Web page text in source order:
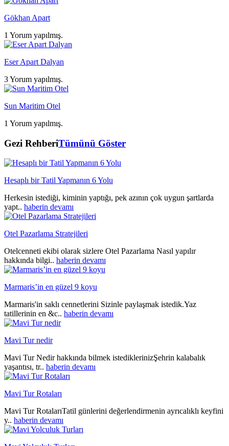
Gökhan Apart
1 Yorum yapılmış.
Eser Apart Dalyan
3 Yorum yapılmış.
Sun Maritim Otel
1 Yorum yapılmış.
Gezi RehberiTümünü Göster
Hesaplı bir Tatil Yapmanın 6 Yolu
Herkesin istediği, kiminin yaptığı, pek azının çok uygun şartlarda
yapt.. haberin devamı
Otel Pazarlama Stratejileri
Otelcenneti ekibi olarak sizlere Otel Pazarlama Nasıl yapılır
hakkında bilgi.. haberin devamı
Marmaris’in en güzel 9 koyu
Marmaris'in saklı cennetlerini Sizinle paylaşmak istedik.Yaz
tatillerinin en &c.. haberin devamı
Mavi Tur nedir
Mavi Tur Nedir hakkında bilmek istediklerinizŞehrin kalabalık
yaşantısı, tr.. haberin devamı
Mavi Tur Rotaları
Mavi Tur RotalarıTatil günlerini değerlendirmenin ayrıcalıklı keyfini
y.. haberin devamı